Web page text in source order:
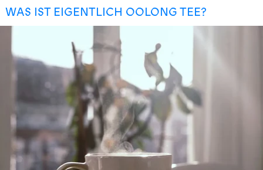
WAS IST EIGENTLICH OOLONG TEE?